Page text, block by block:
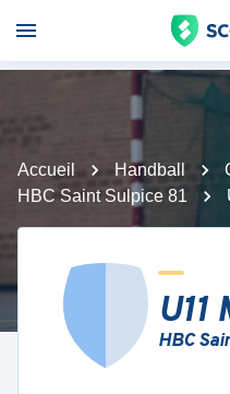
Accueil Handball
HBC Saint Sulpice 81
U11
HBC